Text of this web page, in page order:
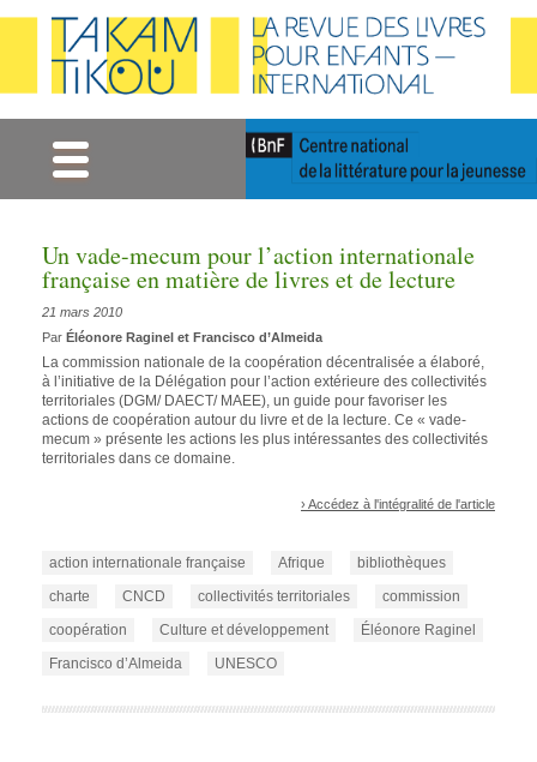
Un vade-mecum pour l’action internationale
française en matière de livres et de lecture
21 mars 2010
Par Éléonore Raginel et Francisco d’Almeida
La commission nationale de la coopération décentralisée a élaboré,
à l’initiative de la Délégation pour l’action extérieure des collectivités
territoriales (DGM/ DAECT/ MAEE), un guide pour favoriser les
actions de coopération autour du livre et de la lecture. Ce « vade-
mecum » présente les actions les plus intéressantes des collectivités
territoriales dans ce domaine.
› Accédez à l'intégralité de l'article
action internationale française Afrique
bibliothèques
charte
CNCD collectivités territoriales
commission
coopération
Culture et développement
Éléonore Raginel
Francisco d’Almeida
UNESCO